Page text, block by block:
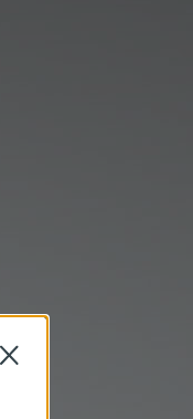
Close